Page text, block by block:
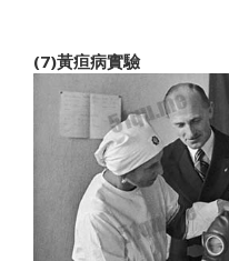
(7)黃疸病實驗